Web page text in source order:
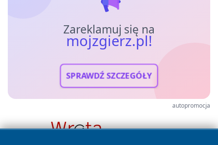
Zareklamuj się na
mojzgierz.pl!
SPRAWDŹ SZCZEGÓŁY
autopromocja